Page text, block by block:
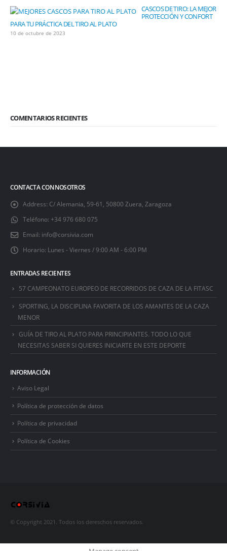
CASCOS DE TIRO: LA MEJOR
PROTECCIÓN Y CONFORT
PARA TU PRÁCTICA DEL TIRO AL PLATO
10 de octubre de 2023
COMENTARIOS RECIENTES
CONTACTA CON NOSOTROS
Address: C/ Alemania, 59-61, 50800 Zuera, Zaragoza
Teléfono: +34 976 680 075
Email: info@corsivia.com
Horario: Lunes - Viernes / 9:00 AM - 6:00 PM
ENTRADAS RECIENTES
57 CAMPEONATO EUROPEO DE RECORRIDOS DE CAZA DE LA FITASC
SPORTING, LA DISCIPLINA FAVORITA DE LOS AMANTES DE LA CAZA
MENOR
GUÍA DE TIRO AL PLATO PARA PRINCIPIANTES. TODO LO QUE
NECESITAS SABER SI QUIERES INICIARTE EN ESTE DEPORTE
INFORMACIÓN
Aviso Legal
Política de protección de datos
Política de privacidad
Política de Cookies
© Copyright 2021. Todos los dereschos reservados.